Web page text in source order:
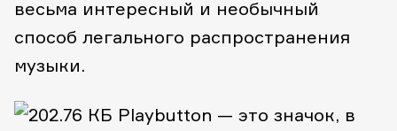
весьма интересный и необычный
способ легального распространения
музыки.
Playbutton — это значок, в